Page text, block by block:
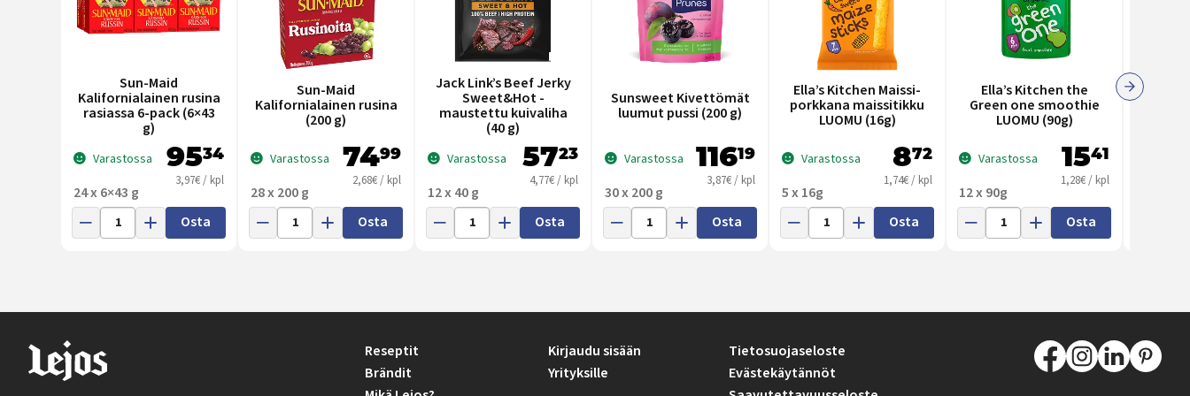
Sun-Maid
Kalifornialainen rusina
rasiassa 6-pack (6×43
g)
Varastossa 9534
24 x 6×43 g
3,97€ / kpl
Osta
Sun-Maid
Kalifornialainen rusina
(200 g)
Varastossa 7499
28 x 200 g
2,68€ / kpl
Osta
Jack Link’s Beef Jerky
Sweet&Hot -
maustettu kuivaliha
(40 g)
Varastossa 5723
12 x 40 g
4,77€ / kpl
Osta
Sunsweet Kivettömät
luumut pussi (200 g)
Varastossa 11619
30 x 200 g
3,87€ / kpl
Osta
Ella’s Kitchen Maissi-
porkkana maissitikku
LUOMU (16g)
Varastossa 872
5 x 16g
1,74€ / kpl
Osta
Ella’s Kitchen the
Green one smoothie
LUOMU (90g)
Varastossa 1541
12 x 90g
1,28€ / kpl
Osta
Reseptit
Brändit
Kirjaudu sisään
Yrityksille
Tietosuojaseloste
Evästekäytännöt